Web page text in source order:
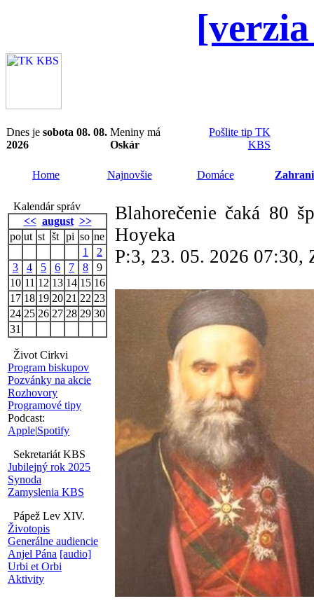
Dnes je sobota 08. 08.
2026
Meniny má
Oskár
Pošlite tip TK
KBS
Home Najnovšie Domáce
Kalendár správ
<< august >>
po ut st št pi so ne
1
2
3
4 5 6 7 8
9
10 11 12 13 14 15 16
17 18 19 20 21 22 23
24 25 26 27 28 29 30
31
Život Cirkvi
Program biskupov
Pozvánky na akcie
Rozhovory
Programové tipy
Podcast:
Apple|Spotify
Sekretariát KBS
Jubilejný rok 2025
Synoda
Zamyslenia KBS
Pápež Lev XIV.
Životopis
Generálne audiencie
Anjel Pána [audio]
Urbi et Orbi
Aktivity
Blahorečenie čaká 80
Hoyeka
P:3, 23. 05. 2026 07:30,